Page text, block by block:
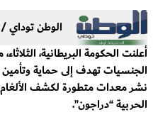
الوطن توداي
أعلنت الحكومة البريطانية،
الجنسيات تهدف إلى حماية
نشر معدات متطورة لكشف الألغام
الحربية “دراجون”.